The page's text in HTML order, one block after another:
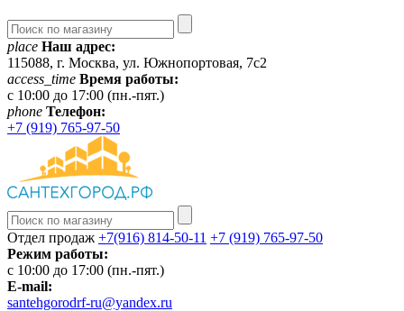
place Наш адрес:
115088, г. Москва, ул. Южнопортовая, 7с2
access_time Время работы:
c 10:00 до 17:00 (пн.-пят.)
phone Телефон:
+7 (919) 765-97-50
Отдел продаж +7(916) 814-50-11 +7 (919) 765-97-50
Режим работы:
c 10:00 до 17:00 (пн.-пят.)
E-mail:
santehgorodrf-ru@yandex.ru